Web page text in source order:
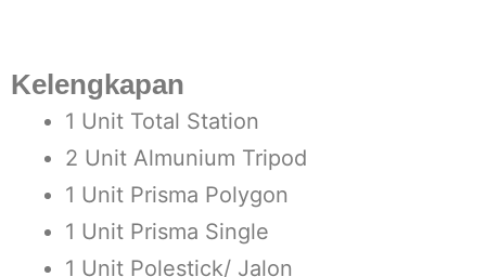
Kelengkapan
1 Unit Total Station
2 Unit Almunium Tripod
1 Unit Prisma Polygon
1 Unit Prisma Single
1 Unit Polestick/ Jalon